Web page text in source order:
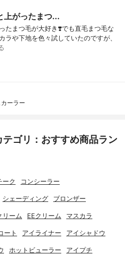
上がったまつ...
たまつ毛が大好き❣️でも直毛まつ毛な
ラや下地を色々試していたのですが、
ーラー
ゴリ：おすすめ商品ラン
ーク コンシーラー
シェーディング ブロンザー
リーム EEクリーム マスカラ
ート アイライナー アイシャドウ
ホットビューラー アイプチ